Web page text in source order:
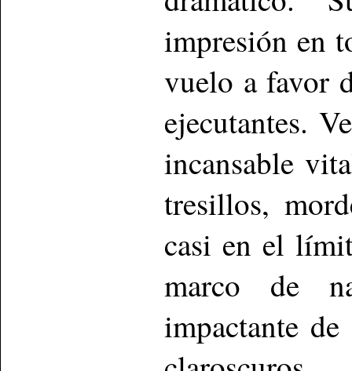
impresión en
vuelo a favor
ejecutantes.
incansable
tresillos,
casi en el
marco de
impactante